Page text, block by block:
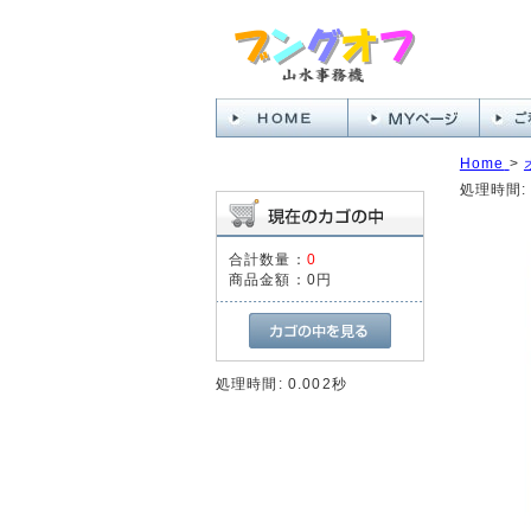
合計数量： 0
商品金額： 0円
処理時間: 0.002秒
Home >
処理時間